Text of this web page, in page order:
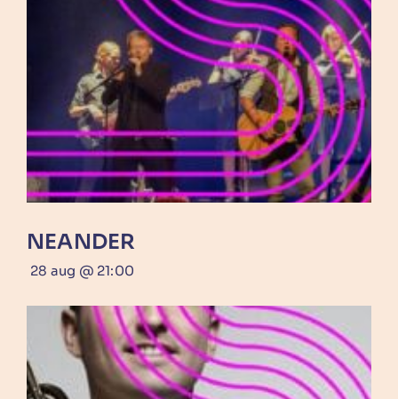
NEANDER
28 aug @ 21:00